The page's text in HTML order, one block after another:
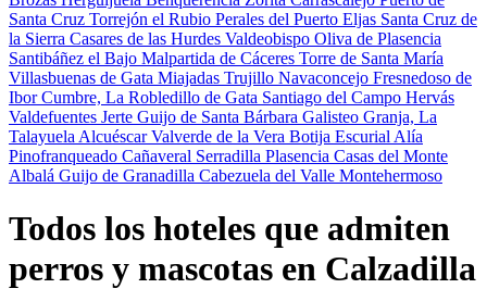
Santa Cruz Torrejón el Rubio Perales del Puerto Eljas Santa Cruz de
la Sierra Casares de las Hurdes Valdeobispo Oliva de Plasencia
Santibáñez el Bajo Malpartida de Cáceres Torre de Santa María
Villasbuenas de Gata Miajadas Trujillo Navaconcejo Fresnedoso de
IborCumbre, La Robledillo de Gata Santiago del Campo Hervás
Valdefuentes Jerte Guijo de Santa Bárbara Galisteo Granja, La
Talayuela AlcuéscarValverde de la Vera Botija Escurial Alía
Pinofranqueado Cañaveral Serradilla Plasencia Casas del Monte
Albalá Guijo de Granadilla Cabezuela del Valle Montehermoso
Todos los hoteles que admiten
perros y mascotas en Calzadilla